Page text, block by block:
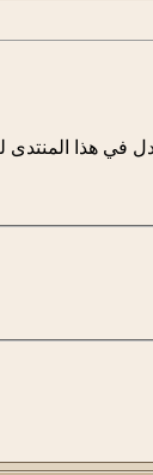
هذا المنتدى لعدم